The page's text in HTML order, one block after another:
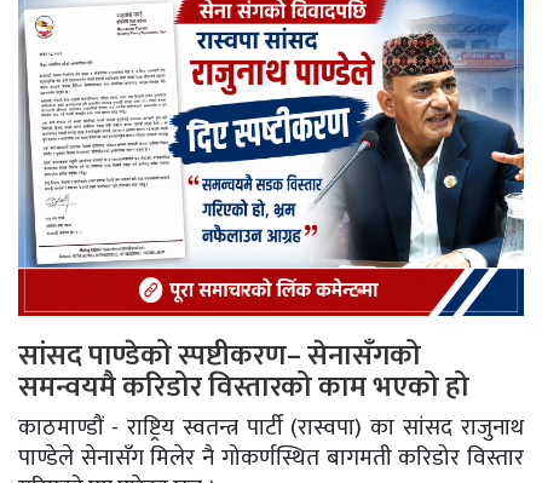
सांसद पाण्डेको स्पष्टीकरण– सेनासँगको
समन्वयमै करिडोर विस्तारको काम भएको हो
काठमाण्डौं - राष्ट्रिय स्वतन्त्र पार्टी (रास्वपा) का सांसद राजुनाथ
पाण्डेले सेनासँग मिलेर नै गोकर्णस्थित बागमती करिडोर विस्तार